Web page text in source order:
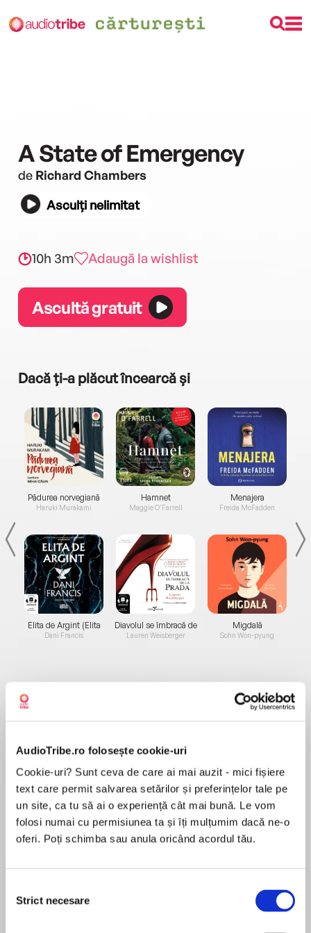
AudioTribe.ro folosește cookie-uri
Cookie-uri? Sunt ceva de care ai mai auzit - mici fișiere
text care permit salvarea setărilor și preferințelor tale pe
un site, ca tu să ai o experiență cât mai bună. Le vom
folosi numai cu permisiunea ta și îți mulțumim dacă ne-o
oferi. Poți schimba sau anula oricând acordul tău.
consimțământului
Strict necesare
A State of Emergency
de Richard Chambers
Asculți nelimitat
10h 3m Adaugă la wishlist
Ascultă gratuit
Dacă ți-a plăcut încearcă și
Pădurea norvegiană
Haruki Murakami
Elita de Argint (Elita
de...
Dani Francis
Hamnet
Maggie O'Farrell
Diavolul se îmbracă de
la...
Lauren Weisberger
Menajera
Freida McFadden
Migdală
Sohn Won-pyung
Despre
response to the most significant public health
emergency of the past century, woven from a
wealth of original research and dozens of
interviews with ministers, politicians, public
health experts, essential workers, and ordinary
people on whom the crisis exacted a personal
Ranging from the halls of Government Buildings,
where a new Cabinet riven by personal
MAI MULT
În acest moment nu există recenzii
As the News Correspondent with Virgin Media